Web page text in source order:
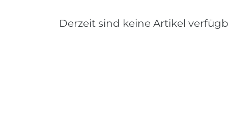
Derzeit sind keine Artikel